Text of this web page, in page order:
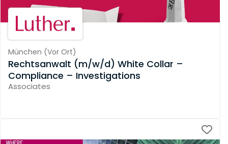
München (Vor Ort)
Rechtsanwalt (m/w/d) White Collar –
Compliance – Investigations
Associates